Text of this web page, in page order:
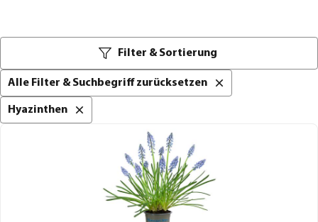
Filter & Sortierung
Alle Filter & Suchbegriff zurücksetzen
Hyazinthen